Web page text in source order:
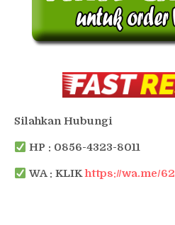
Silahkan Hubungi
HP : 0856-4323-8011
WA : KLIKhttps://wa.me/